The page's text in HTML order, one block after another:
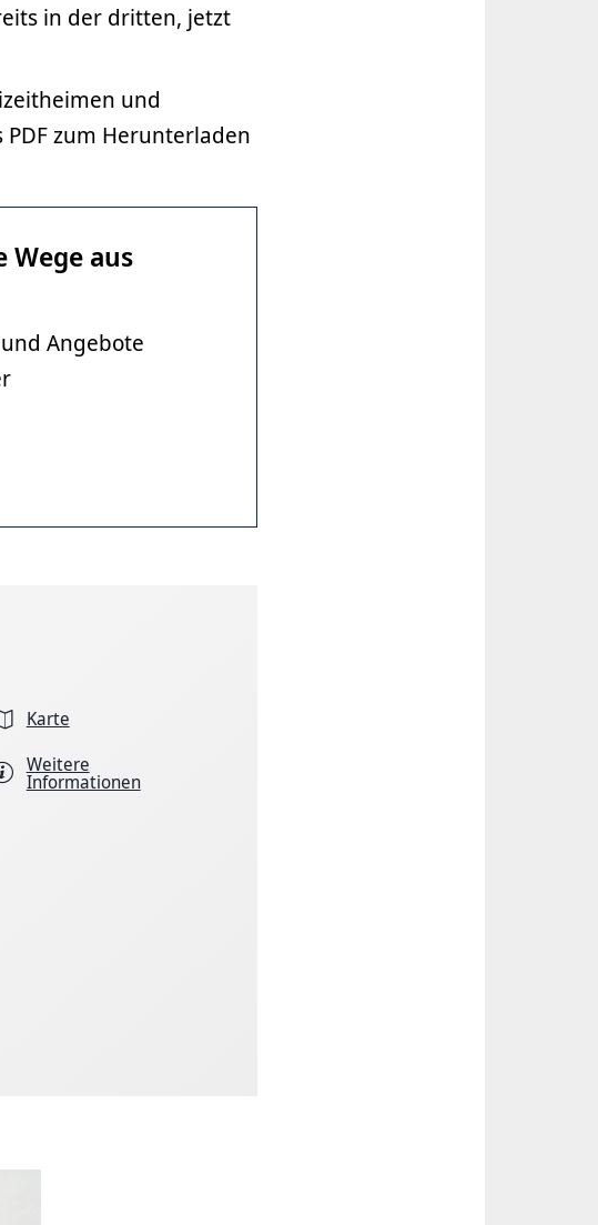
in der dritten, jetzt
und
zum Herunterladen
Wege aus
Angebote
Karte
Weitere
Informationen